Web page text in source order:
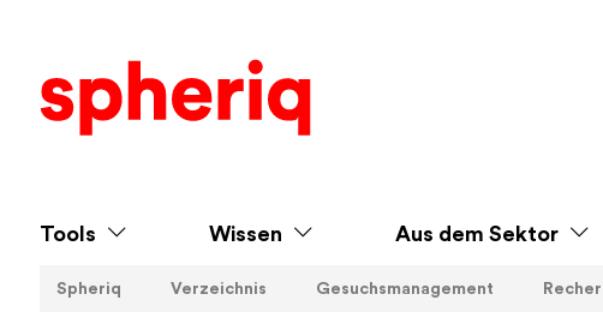
Tools
Spheriq Verzeichnis Gesuchsmanagement
Wissen Aus dem Sektor